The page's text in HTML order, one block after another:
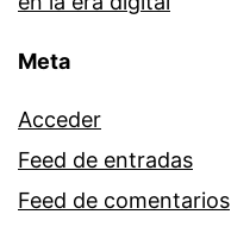
Meta
Acceder
Feed de entradas
Feed de comentarios